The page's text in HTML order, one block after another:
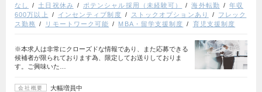
なし
土日祝休み ポテンシャル採用（未経験可） 海外転勤
年収
600万以上
インセンティブ制度 ストックオプションあり
フレック
ス勤務
リモートワーク可能 MBA・留学支援制度 育児支援制度
※本求人は非常にクローズドな情報であり、また応募できる
候補者が限られております為、限定してお送りしておりま
す。ご興味いた…
会社概要 大幅増員中